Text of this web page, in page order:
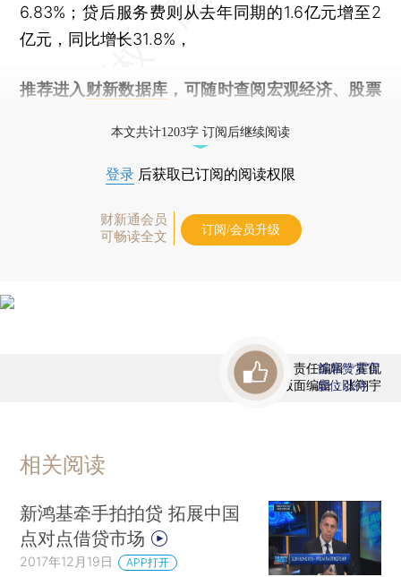
6.83%；贷后服务费则从去年同期的1.6亿元增至2
亿元，同比增长31.8%，
推荐进入 财新数据库 ，可随时查阅宏观经济、股票
本文共计1203字 订阅后继续阅读
登录 后获取已订阅的阅读权限
财新通会员
可畅读全文
订阅/会员升级
责任编辑：霍侃
版面编辑：张翔宇
首席赞赏官
虚位以待
相关阅读
新鸿基牵手拍拍贷 拓展中国
点对点借贷市场
2017年12月19日 APP打开